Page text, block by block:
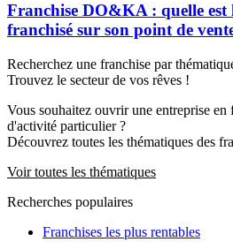
Franchise DO&KA : quelle
franchisé sur son point de
Recherchez une franchise par
Trouvez le secteur de vos rêves !
Vous souhaitez ouvrir une entreprise en
d'activité particulier ?
Découvrez toutes les thématiques des
Voir toutes les thématiques
Recherches populaires
Franchises les plus rentables